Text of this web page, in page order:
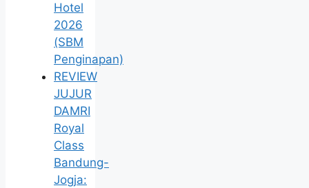
Hotel
2026
(SBM
Penginapan)
REVIEW
JUJUR
DAMRI
Royal
Class
Bandung-
Jogja: